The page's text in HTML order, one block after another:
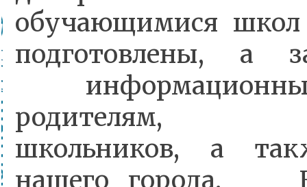
обучающимися
подготовлены, а
родителям,
школьников, а
нашего города.